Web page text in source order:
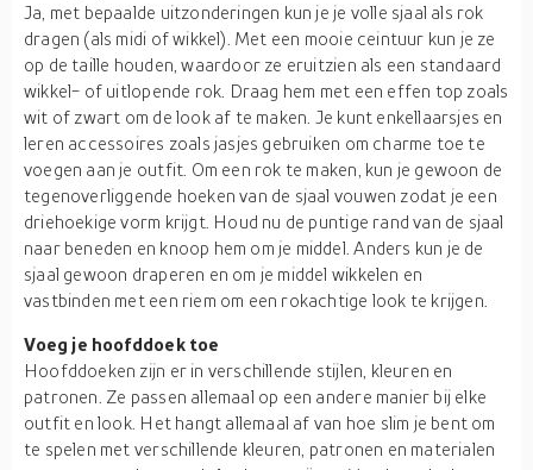
Ja, met bepaalde uitzonderingen kun je je volle sjaal als rok
dragen (als midi of wikkel). Met een mooie ceintuur kun je ze
op de taille houden, waardoor ze eruitzien als een standaard
wikkel- of uitlopende rok. Draag hem met een effen top zoals
wit of zwart om de look af te maken. Je kunt enkellaarsjes en
leren accessoires zoals jasjes gebruiken om charme toe te
voegen aan je outfit. Om een rok te maken, kun je gewoon de
tegenoverliggende hoeken van de sjaal vouwen zodat je een
driehoekige vorm krijgt. Houd nu de puntige rand van de sjaal
naar beneden en knoop hem om je middel. Anders kun je de
sjaal gewoon draperen en om je middel wikkelen en
vastbinden met een riem om een rokachtige look te krijgen.
Voeg je hoofddoek toe
Hoofddoeken zijn er in verschillende stijlen, kleuren en
patronen. Ze passen allemaal op een andere manier bij elke
outfit en look. Het hangt allemaal af van hoe slim je bent om
te spelen met verschillende kleuren, patronen en materialen